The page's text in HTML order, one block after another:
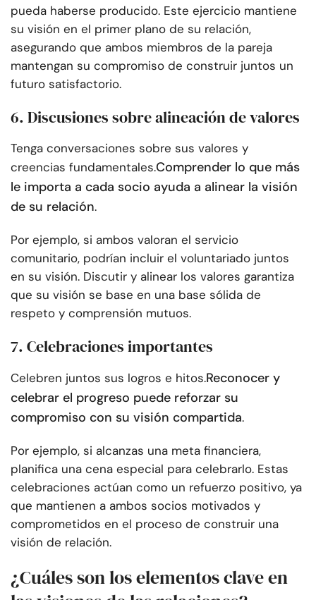
pueda haberse producido. Este ejercicio mantiene
su visión en el primer plano de su relación,
asegurando que ambos miembros de la pareja
mantengan su compromiso de construir juntos un
futuro satisfactorio.
6. Discusiones sobre alineación de valores
Tenga conversaciones sobre sus valores y
creencias fundamentales.Comprender lo que más
le importa a cada socio ayuda a alinear la visión
de su relación.
Por ejemplo, si ambos valoran el servicio
comunitario, podrían incluir el voluntariado juntos
en su visión. Discutir y alinear los valores garantiza
que su visión se base en una base sólida de
respeto y comprensión mutuos.
7. Celebraciones importantes
Celebren juntos sus logros e hitos.Reconocer y
celebrar el progreso puede reforzar su
compromiso con su visión compartida.
Por ejemplo, si alcanzas una meta financiera,
planifica una cena especial para celebrarlo. Estas
celebraciones actúan como un refuerzo positivo, ya
que mantienen a ambos socios motivados y
comprometidos en el proceso de construir una
visión de relación.
¿Cuáles son los elementos clave en